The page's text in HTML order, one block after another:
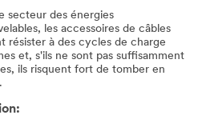
secteur des énergies
les accessoires de câbles
résister à des cycles de charge
et, s'ils ne sont pas suffisamment
ils risquent fort de tomber en